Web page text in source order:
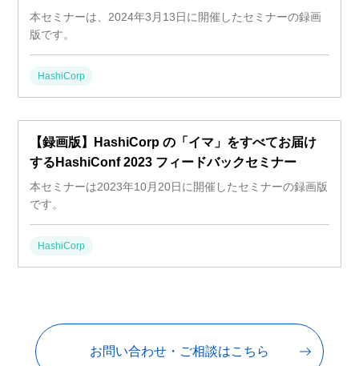
本セミナーは、2024年3月13日に開催したセミナーの録画
版です。
HashiCorp
【録画版】HashiCorp の「イマ」をすべてお届け
するHashiConf 2023 フィードバックセミナー
本セミナーは2023年10月20日に開催したセミナーの録画版
です。
HashiCorp
お問い合わせ・ご相談はこちら